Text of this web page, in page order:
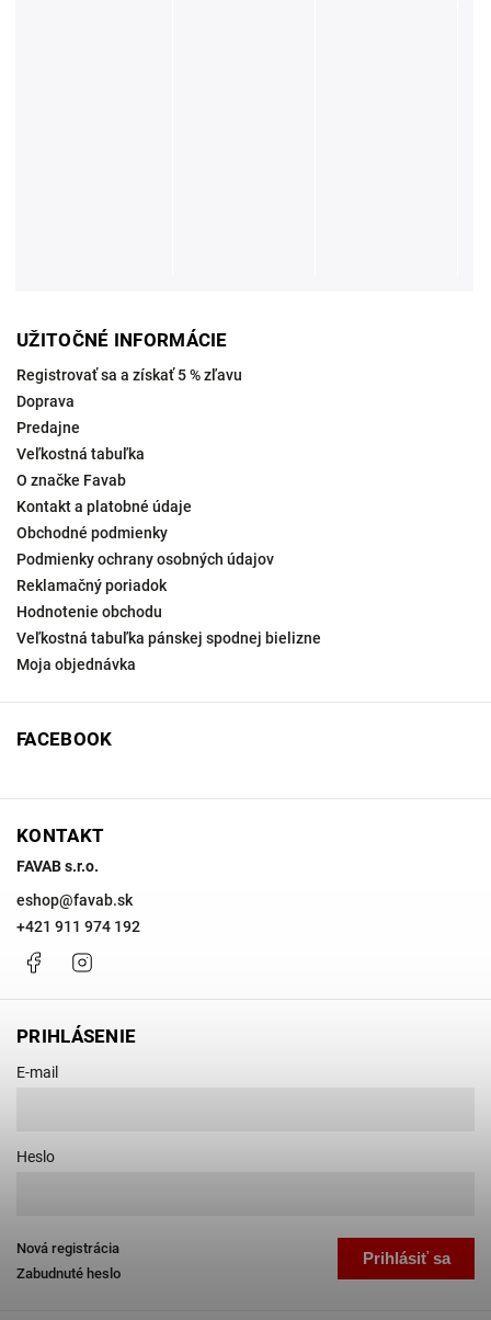
UŽITOČNÉ INFORMÁCIE
Registrovať sa a získať 5 % zľavu
Doprava
Predajne
Veľkostná tabuľka
O značke Favab
Kontakt a platobné údaje
Obchodné podmienky
Podmienky ochrany osobných údajov
Reklamačný poriadok
Hodnotenie obchodu
Veľkostná tabuľka pánskej spodnej bielizne
Moja objednávka
FACEBOOK
KONTAKT
FAVAB s.r.o.
eshop@favab.sk
+421 911 974 192
Facebook
PRIHLÁSENIE
E-mail
Heslo
Prihlásiť sa
Nová registrácia
Zabudnuté heslo